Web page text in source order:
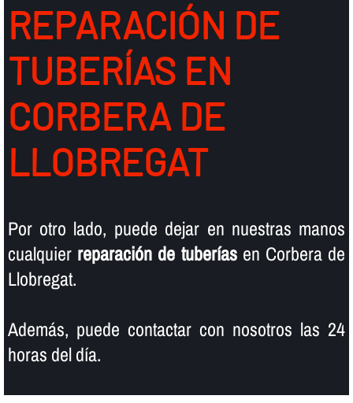
REPARACIÓN DE
TUBERÍ­AS EN
CORBERA DE
LLOBREGAT
Por otro lado, puede dejar en nuestras manos
cualquier reparación de tuberí­asen Corbera de
Llobregat.
Además, puede contactar con nosotros las 24
horas del dí­a.